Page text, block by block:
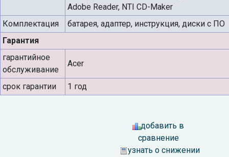
Adobe Reader, NTI CD-Maker
Комплектация
батарея, адаптер, инструкция, диски с ПО
Гарантия
гарантийное
обслуживание
Acer
срок гарантии 1 год
добавить в
сравнение
узнать о снижении